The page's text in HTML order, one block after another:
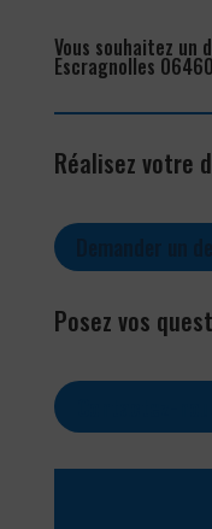
Vous souhaitez un
Escragnolles
Réalisez votre
Posez vos